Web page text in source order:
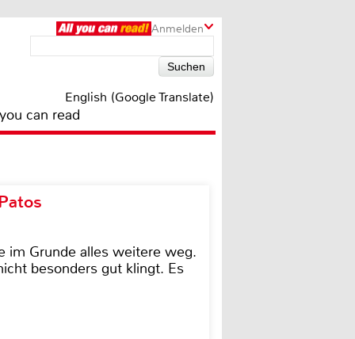
Anmelden
English (Google Translate)
can read
im Grunde alles weitere weg.
besonders gut klingt. Es